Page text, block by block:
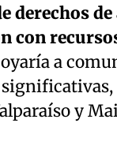
derechos
con
a
y